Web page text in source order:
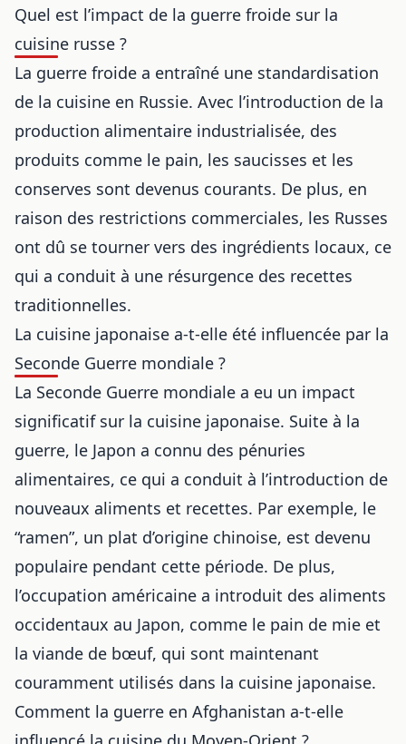
Quel est l’impact de la guerre froide sur la
cuisine russe ?
La guerre froide a entraîné une standardisation
de la cuisine en Russie. Avec l’introduction de la
production alimentaire industrialisée, des
produits comme le pain, les saucisses et les
conserves sont devenus courants. De plus, en
raison des restrictions commerciales, les Russes
ont dû se tourner vers des ingrédients locaux, ce
qui a conduit à une résurgence des recettes
traditionnelles.
La cuisine japonaise a-t-elle été influencée par la
Seconde Guerre mondiale ?
La Seconde Guerre mondiale a eu un impact
significatif sur la cuisine japonaise. Suite à la
guerre, le Japon a connu des pénuries
alimentaires, ce qui a conduit à l’introduction de
nouveaux aliments et recettes. Par exemple, le
“ramen”, un plat d’origine chinoise, est devenu
populaire pendant cette période. De plus,
l’occupation américaine a introduit des aliments
occidentaux au Japon, comme le pain de mie et
la viande de bœuf, qui sont maintenant
couramment utilisés dans la cuisine japonaise.
Comment la guerre en Afghanistan a-t-elle